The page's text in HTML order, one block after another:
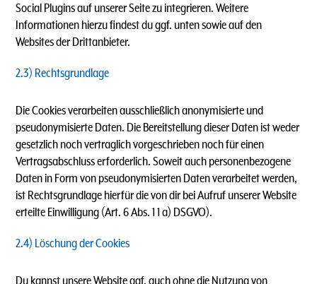
Social Plugins auf unserer Seite zu integrieren. Weitere
Informationen hierzu findest du ggf. unten sowie auf den
Websites der Drittanbieter.
2.3) Rechtsgrundlage
Die Cookies verarbeiten ausschließlich anonymisierte und
pseudonymisierte Daten. Die Bereitstellung dieser Daten ist weder
gesetzlich noch vertraglich vorgeschrieben noch für einen
Vertragsabschluss erforderlich. Soweit auch personenbezogene
Daten in Form von pseudonymisierten Daten verarbeitet werden,
ist Rechtsgrundlage hierfür die von dir bei Aufruf unserer Website
erteilte Einwilligung (Art. 6 Abs. 1 1 a) DSGVO).
2.4) Löschung der Cookies
Du kannst unsere Website ggf. auch ohne die Nutzung von